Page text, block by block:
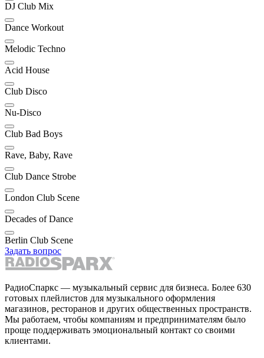
DJ Club Mix
Dance Workout
Melodic Techno
Acid House
Club Disco
Nu-Disco
Club Bad Boys
Rave, Baby, Rave
Club Dance Strobe
London Club Scene
Decades of Dance
Berlin Club Scene
Задать вопрос
РадиоСпаркс — музыкальный сервис для бизнеса. Более 630
готовых плейлистов для музыкального оформления
магазинов, ресторанов и других общественных пространств.
Мы работаем, чтобы компаниям и предпринимателям было
проще поддерживать эмоциональный контакт со своими
клиентами.